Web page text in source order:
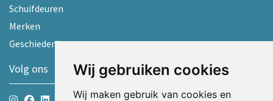
Wij gebruiken cookies
Wij maken gebruik van cookies en
Schuifdeuren
Merken
Geschiedenis
Volg ons